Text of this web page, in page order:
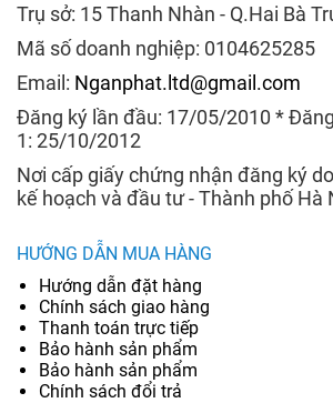
Trụ sở: 15 Thanh Nhàn - Q.Hai Bà
Mã số doanh nghiệp: 0104625285
Email: Nganphat.ltd@gmail.com
Đăng ký lần đầu: 17/05/2010 *
1: 25/10/2012
Nơi cấp giấy chứng nhận đăng ký
kế hoạch và đầu tư - Thành phố Hà
HƯỚNG DẪN MUA HÀNG
Hướng dẫn đặt hàng
Chính sách giao hàng
Thanh toán trực tiếp
Bảo hành sản phẩm
Bảo hành sản phẩm
Chính sách đổi trả